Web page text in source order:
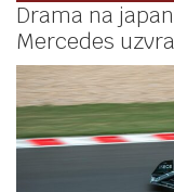
Drama na
Mercedes